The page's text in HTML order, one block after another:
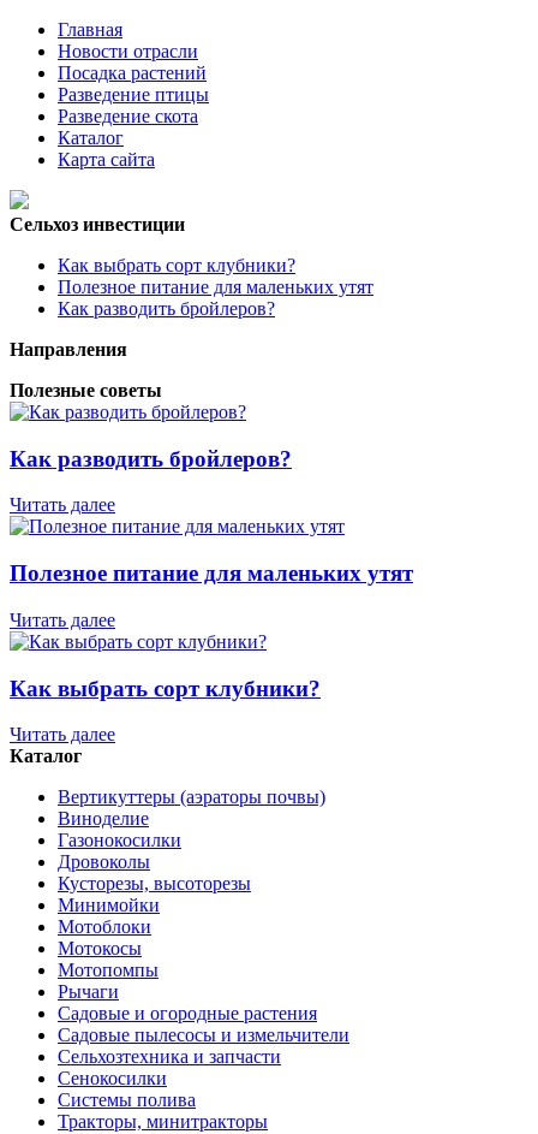
Главная
Новости отрасли
Посадка растений
Разведение птицы
Разведение скота
Каталог
Карта сайта
Сельхоз инвестиции
Как выбрать сорт клубники?
Полезное питание для маленьких утят
Как разводить бройлеров?
Направления
Полезные советы
Как разводить бройлеров?
Читать далее
Полезное питание для маленьких утят
Читать далее
Как выбрать сорт клубники?
Читать далее
Каталог
Вертикуттеры (аэраторы почвы)
Виноделие
Газонокосилки
Дровоколы
Кусторезы, высоторезы
Минимойки
Мотоблоки
Мотокосы
Мотопомпы
Рычаги
Садовые и огородные растения
Садовые пылесосы и измельчители
Сельхозтехника и запчасти
Сенокосилки
Системы полива
Тракторы, минитракторы